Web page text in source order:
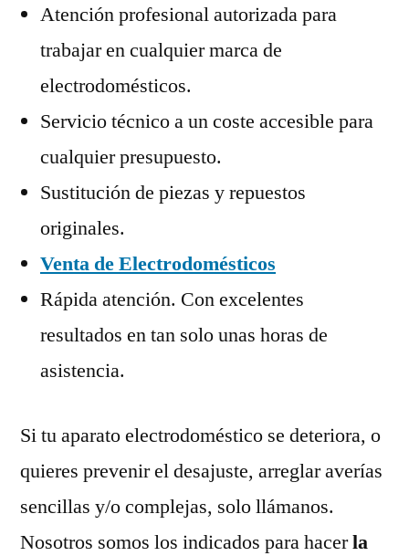
Atención profesional autorizada para
trabajar en cualquier marca de
electrodomésticos.
Servicio técnico a un coste accesible para
cualquier presupuesto.
Sustitución de piezas y repuestos
originales.
Venta de Electrodomésticos
Rápida atención. Con excelentes
resultados en tan solo unas horas de
asistencia.
Si tu aparato electrodoméstico se deteriora, o
quieres prevenir el desajuste, arreglar averías
sencillas y/o complejas, solo llámanos.
Nosotros somos los indicados para hacerla